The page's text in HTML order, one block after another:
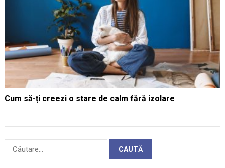
Cum să-ți creezi o stare de calm fără izolare
Caută